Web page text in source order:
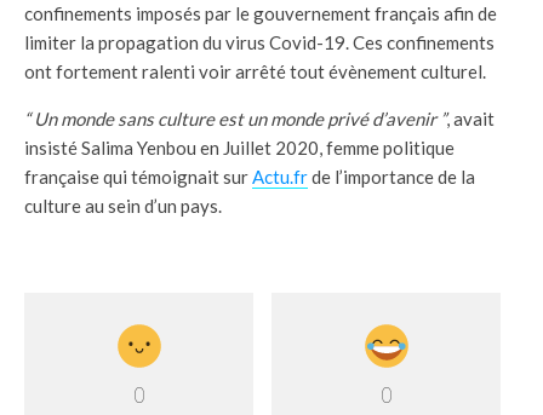
confinements imposés par le gouvernement français afin de
limiter la propagation du virus Covid-19. Ces confinements
ont fortement ralenti voir arrêté tout évènement culturel.
“ Un monde sans culture est un monde privé d’avenir ”, avait
insistéSalima Yenbou en Juillet 2020,femme politique
française qui témoignait surActu.frde l’importance de la
culture au sein d’un pays.
0 0